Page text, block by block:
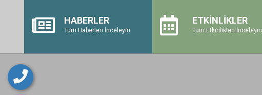
HABERLER
Tüm Haberleri İnceleyin
ETKİNLİKLER
Tüm Etkinlikleri İnceleyin